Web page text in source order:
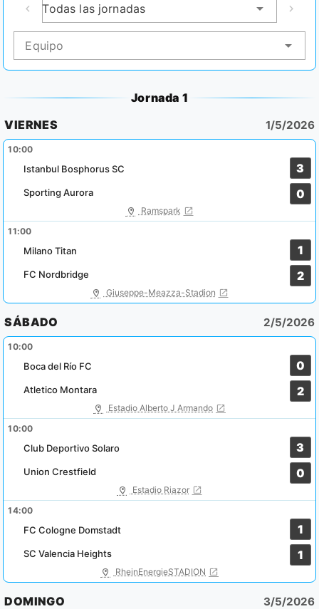
Todas las jornadas
Equipo
Jornada 1
VIERNES
1/5/2026
10:00
Istanbul Bosphorus SC
3
0
Sporting Aurora
Ramspark
11:00
Milano Titan
1
2
FC Nordbridge
Giuseppe-Meazza-Stadion
SÁBADO 2/5/2026
10:00
Boca del Río FC
0
2
Atletico Montara
Estadio Alberto J Armando
10:00
Club Deportivo Solaro
3
0
Union Crestfield
Estadio Riazor
14:00
FC Cologne Domstadt
1
1
SC Valencia Heights
RheinEnergieSTADION
DOMINGO 3/5/2026